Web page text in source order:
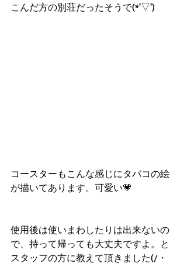
こんだ方の別荘だったそうで(*'▽')
コースターもこんな感じにタバコの絵
が描いてあります。可愛い💗
使用後は使いまわしたりは出来ないの
で、持って帰っても大丈夫ですよ。と
スタッフの方に教えて頂きました(/・